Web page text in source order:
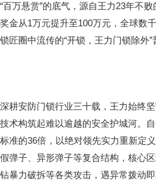
“百万悬赏”的底气，源自王力23年不
奖金从1万元提升至100万元，全球数
锁匠圈中流传的“开锁，王力门锁除外
深耕安防门锁行业三十载，王力始终
技术构筑起难以逾越的安全护城河。
标准的36倍，以绝对领先实力重新定
假弹子、异形弹子等复合结构，核心
钻暴力破拆等各类攻击，遇异常拨动